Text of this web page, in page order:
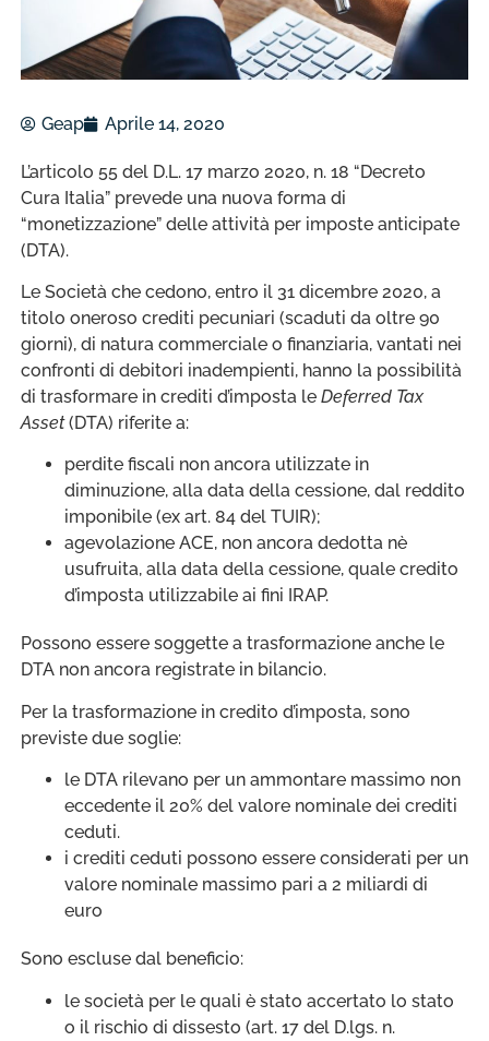
Geap Aprile 14, 2020
L’articolo 55 del D.L. 17 marzo 2020, n. 18 “Decreto
Cura Italia” prevede una nuova forma di
“monetizzazione” delle attività per imposte anticipate
(DTA).
Le Società che cedono, entro il 31 dicembre 2020, a
titolo oneroso crediti pecuniari (scaduti da oltre 90
giorni), di natura commerciale o finanziaria, vantati nei
confronti di debitori inadempienti, hanno la possibilità
di trasformare in crediti d’imposta le Deferred Tax
Asset(DTA) riferite a:
perdite fiscali non ancora utilizzate in
diminuzione, alla data della cessione, dal reddito
imponibile (ex art. 84 del TUIR);
agevolazione ACE, non ancora dedotta nè
usufruita, alla data della cessione, quale credito
d’imposta utilizzabile ai fini IRAP.
Possono essere soggette a trasformazione anche le
DTA non ancora registrate in bilancio.
Per la trasformazione in credito d’imposta, sono
previste due soglie:
le DTA rilevano per un ammontare massimo non
eccedente il 20% del valore nominale dei crediti
ceduti.
i crediti ceduti possono essere considerati per un
valore nominale massimo pari a 2 miliardi di
euro
Sono escluse dal beneficio:
le società per le quali è stato accertato lo stato
o il rischio di dissesto (art. 17 del D.lgs. n.